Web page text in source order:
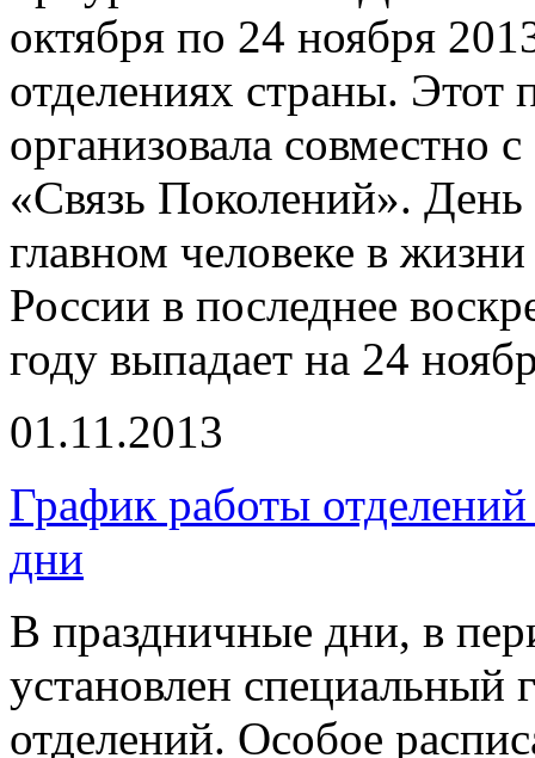
октября по 24 ноября
отделениях страны. Этот
организовала совместно
«Связь Поколений».
главном человеке в
России в последнее
году выпадает на 24
01.11.2013
График работы
дни
В праздничные дни, в
установлен специальный
отделений. Особое